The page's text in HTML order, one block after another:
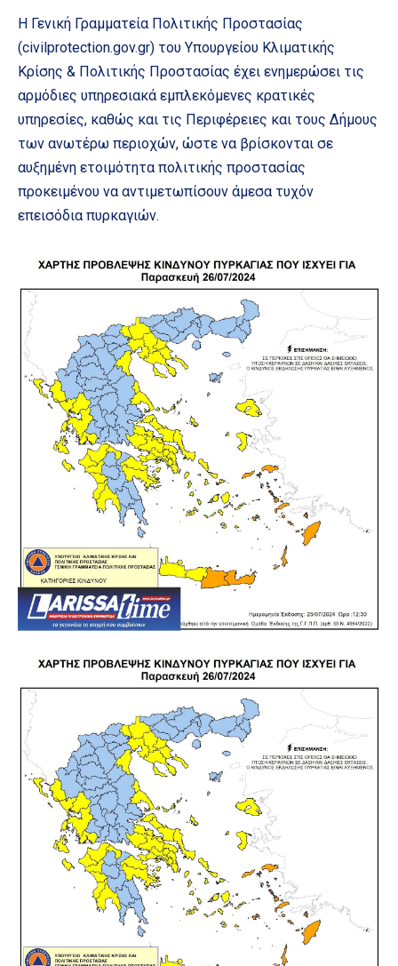
Η Γενική Γραμματεία Πολιτικής Προστασίας
(civilprotection.gov.gr) του Υπουργείου Κλιματικής
Κρίσης & Πολιτικής Προστασίας έχει ενημερώσει τις
αρμόδιες υπηρεσιακά εμπλεκόμενες κρατικές
υπηρεσίες, καθώς και τις Περιφέρειες και τους Δήμους
των ανωτέρω περιοχών, ώστε να βρίσκονται σε
αυξημένη ετοιμότητα πολιτικής προστασίας
προκειμένου να αντιμετωπίσουν άμεσα τυχόν
επεισόδια πυρκαγιών.